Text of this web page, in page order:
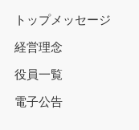
トップメッセージ
経営理念
役員一覧
電子公告